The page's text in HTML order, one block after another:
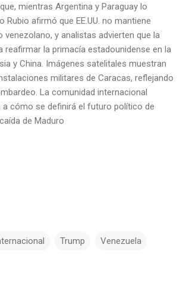
mientras Argentina y Paraguay lo
Rubio afirmó que EE.UU. no mantiene
y analistas advierten que la
reafirmar la primacía estadounidense en la
y China. Imágenes satelitales muestran
militares de Caracas, reflejando
La comunidad internacional
a cómo se definirá el futuro político de
de Maduro
Trump Venezuela